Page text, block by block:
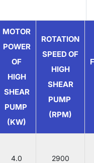
MOTOR
POWER
OF
HIGH
SHEAR
PUMP
(KW)
ROTATION
SPEED OF
HIGH
SHEAR
PUMP
(RPM)
4.0 2900